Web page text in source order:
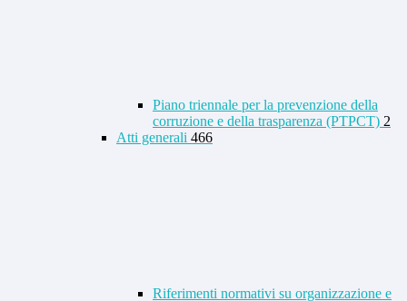
Piano triennale per la prevenzione della
corruzione e della trasparenza (PTPCT) 2
Atti generali 466
Riferimenti normativi su organizzazione e